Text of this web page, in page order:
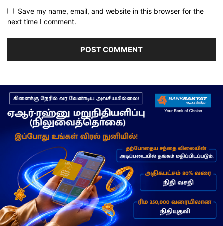
Save my name, email, and website in this browser for the
next time I comment.